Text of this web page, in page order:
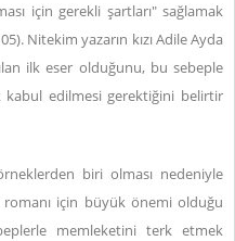
için gerekli şartları" sağlamak
Nitekim yazarın kızı Adile Ayda
ilk eser olduğunu, bu sebeple
kabul edilmesi gerektiğini belirtir
biri olması nedeniyle
için büyük önemi olduğu
memleketini terk etmek